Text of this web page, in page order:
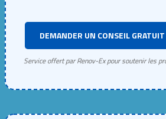
DEMANDER UN CONSEIL
Service offert par Renov-Ex pour soutenir les